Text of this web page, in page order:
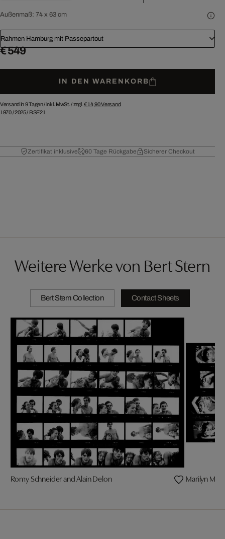
Außenmaß: 74 x 63 cm
Rahmen Hamburg mit Passepartout
€ 549
IN DEN WARENKORB
Versand in 9 Tagen /inkl. MwSt. / zzgl. € 14,90Versand
1970/2025/ BSE21
Zertifikat inklusive 60 Tage Rückgabe Sicherer Checkout
Weitere Werke von Bert Stern
Bert Stern Collection Contact Sheets
Romy Schneider and Alain Delon Marilyn